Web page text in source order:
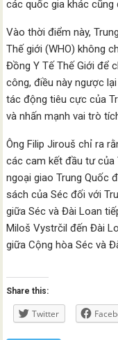
các quốc gia khác
Vào thời điểm này,
Thế giới (WHO) không
Đồng Y Tế Thế Giới để
công, điều này ngược
tác động tiêu cực của
và nhấn mạnh vai trò
Ông Filip Jirouš chỉ ra
các cam kết đầu tư của
ngoại giao Trung Quốc
sách của Séc đối với
giữa Séc và Đài Loan
Miloš Vystrčil đến Đài
giữa Cộng hòa Séc và
Share this:
Twitter